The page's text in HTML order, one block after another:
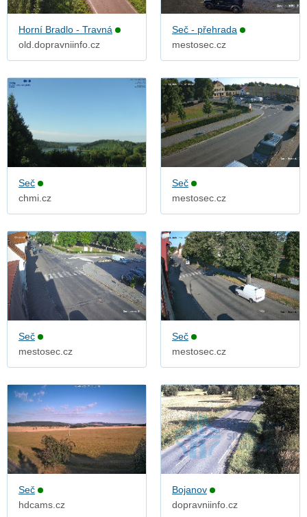
Horní Bradlo - Travná
old.dopravniinfo.cz
Seč - přehrada
mestosec.cz
Seč
chmi.cz
Seč
mestosec.cz
Seč
mestosec.cz
Seč
mestosec.cz
Seč
hdcams.cz
Bojanov
dopravniinfo.cz